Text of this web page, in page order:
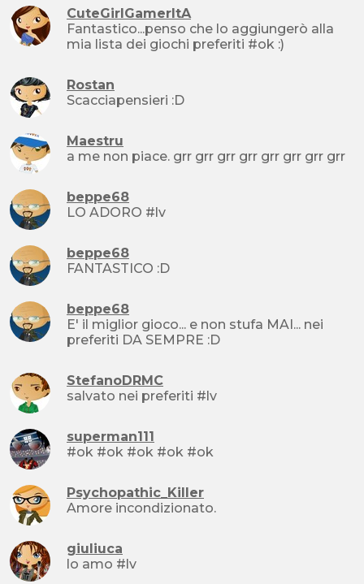
CuteGirlGamerItA
Fantastico...penso che lo aggiungerò alla
mia lista dei giochi preferiti #ok :)
Rostan
Scacciapensieri :D
Maestru
a me non piace. grr grr grr grr grr grr grr grr
beppe68
LO ADORO #lv
beppe68
FANTASTICO :D
beppe68
E' il miglior gioco... e non stufa MAI... nei
preferiti DA SEMPRE :D
StefanoDRMC
salvato nei preferiti #lv
superman111
#ok #ok #ok #ok #ok
Psychopathic_Killer
Amore incondizionato.
giuliuca
lo amo #lv